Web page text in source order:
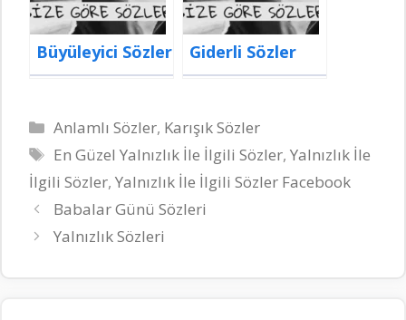
Büyüleyici Sözler Giderli Sözler
Kategoriler
Anlamlı Sözler, Karışık Sözler
Etiketler
En Güzel Yalnızlık İle İlgili Sözler,Yalnızlık İle
İlgili Sözler, Yalnızlık İle İlgili Sözler Facebook
Babalar Günü Sözleri
Yalnızlık Sözleri